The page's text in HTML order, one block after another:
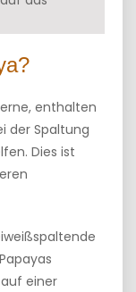
enthalten
der Spaltung
Dies ist
einer